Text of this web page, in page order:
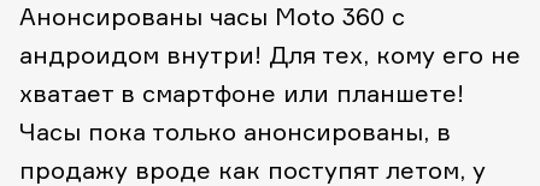
Анонсированы часы Moto 360 c
андроидом внутри! Для тех, кому его не
хватает в смартфоне или планшете!
Часы пока только анонсированы, в
продажу вроде как поступят летом, у